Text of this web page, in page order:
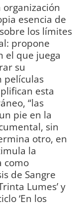
organización
esencia de
los límites
propone
el que juega
su
películas
esta
“las
pie en la
sin
otro, en
la
como
de Sangre
Lumes’ y
‘En los